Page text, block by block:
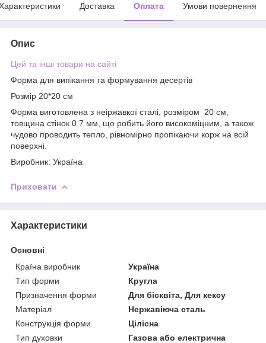
Доставка Оплата Умови повернення
Опис
Цей та інші товари на сайті
Форма для випікання та формування десертів
Розмір 20*20 см
Форма виготовлена з неіржавкої сталі, розміром 20 см,
товщина стінок 0.7 мм, що робить його високоміцним, а також
чудово проводить тепло, рівномірно пропікаючи корж на всій
поверхні.
Виробник: Україна
Приховати
Характеристики
Основні
Країна виробник
Україна
Тип форми
Кругла
Призначення форми
Для бісквіта, Для кексу
Матеріал
Нержавіюча сталь
Конструкція форми
Цілісна
Тип духовки
Газова або електрична